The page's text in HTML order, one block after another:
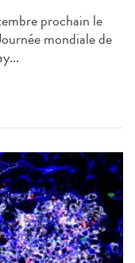
prochain le
mondiale de